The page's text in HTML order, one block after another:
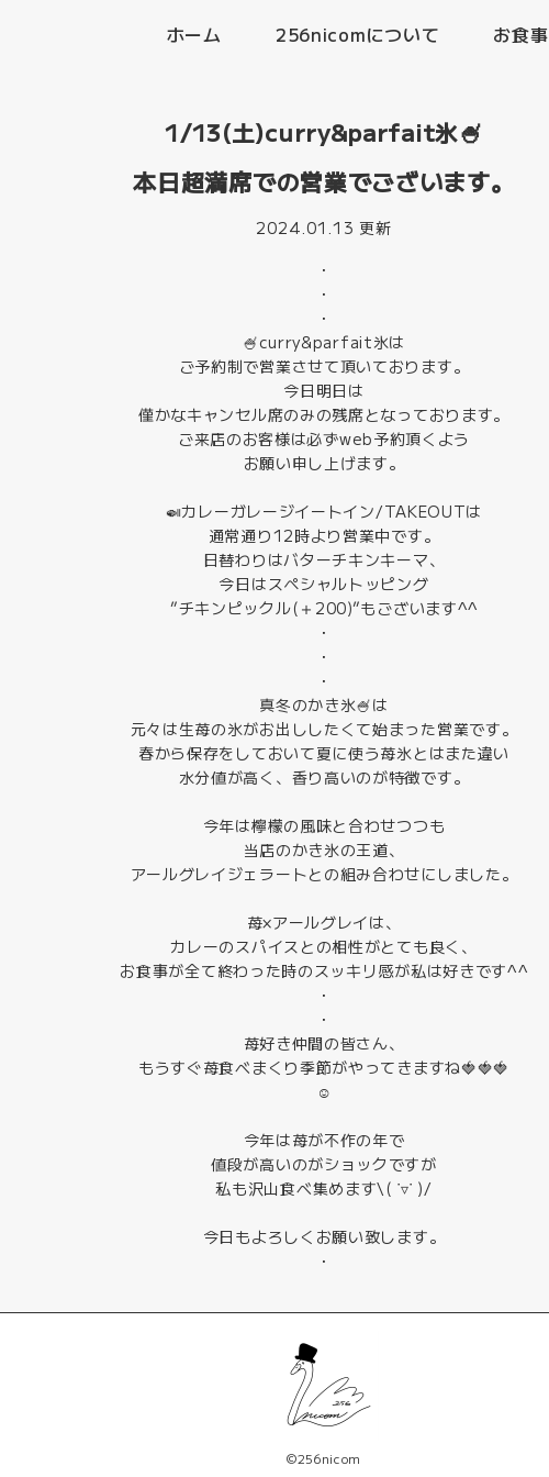
ホーム 256nicomについて お食事
1/13(土)curry&parfait氷🍧
本日超満席での営業でございます。
2024.01.13 更新
・
・
・
🍧curry&parfait氷は
ご予約制で営業させて頂いております。
今日明日は
僅かなキャンセル席のみの残席となっております。
ご来店のお客様は必ずweb予約頂くよう
お願い申し上げます。
🍛カレーガレージイートイン/TAKEOUTは
通常通り12時より営業中です。
日替わりはバターチキンキーマ、
今日はスペシャルトッピング
”チキンピックル(＋200)”もございます^^
・
・
・
真冬のかき氷🍧は
元々は生苺の氷がお出ししたくて始まった営業です。
春から保存をしておいて夏に使う苺氷とはまた違い
水分値が高く、香り高いのが特徴です。
今年は檸檬の風味と合わせつつも
当店のかき氷の王道、
アールグレイジェラートとの組み合わせにしました。
苺×アールグレイは、
カレーのスパイスとの相性がとても良く、
お食事が全て終わった時のスッキリ感が私は好きです^^
・
・
苺好き仲間の皆さん、
もうすぐ苺食べまくり季節がやってきますね🍓🍓🍓
☺️
今年は苺が不作の年で
値段が高いのがショックですが
私も沢山食べ集めます\( ˙▿︎˙ )/
今日もよろしくお願い致します。
・
©256nicom